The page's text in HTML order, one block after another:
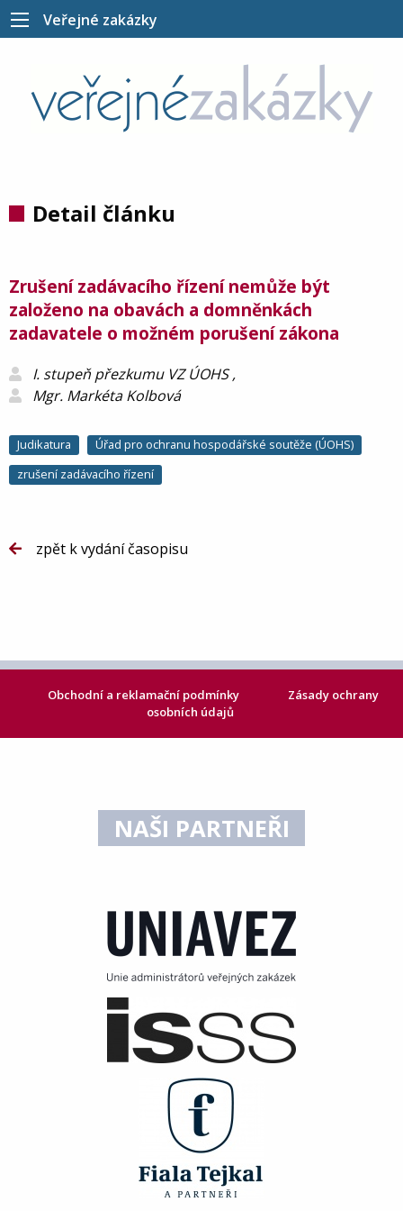
Veřejné zakázky
Detail článku
Zrušení zadávacího řízení nemůže být
založeno na obavách a domněnkách
zadavatele o možném porušení zákona
I. stupeň přezkumu VZ ÚOHS ,
Mgr. Markéta Kolbová
Judikatura
Úřad pro ochranu hospodářské soutěže (ÚOHS)
zrušení zadávacího řízení
zpět k vydání časopisu
Obchodní a reklamační podmínky
Zásady ochrany
osobních údajů
NAŠI PARTNEŘI